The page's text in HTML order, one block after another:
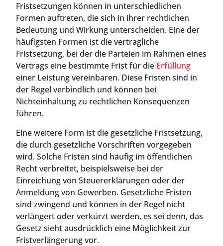
Fristsetzungen können in unterschiedlichen
Formen auftreten, die sich in ihrer rechtlichen
Bedeutung und Wirkung unterscheiden. Eine der
häufigsten Formen ist die vertragliche
Fristsetzung, bei der die Parteien im Rahmen eines
Vertrags eine bestimmte Frist für die Erfüllung
einer Leistung vereinbaren. Diese Fristen sind in
der Regel verbindlich und können bei
Nichteinhaltung zu rechtlichen Konsequenzen
führen.
Eine weitere Form ist die gesetzliche Fristsetzung,
die durch gesetzliche Vorschriften vorgegeben
wird. Solche Fristen sind häufig im öffentlichen
Recht verbreitet, beispielsweise bei der
Einreichung von Steuererklärungen oder der
Anmeldung von Gewerben. Gesetzliche Fristen
sind zwingend und können in der Regel nicht
verlängert oder verkürzt werden, es sei denn, das
Gesetz sieht ausdrücklich eine Möglichkeit zur
Fristverlängerung vor.